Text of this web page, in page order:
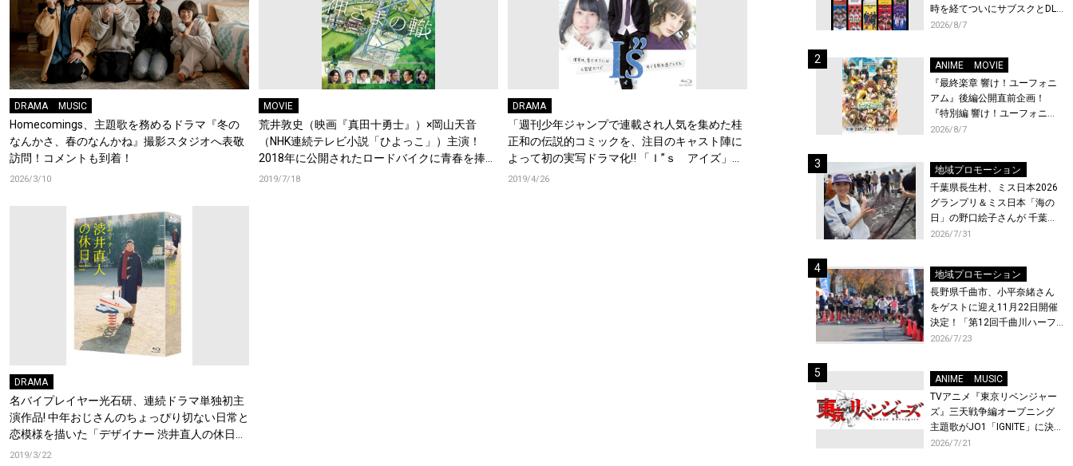
DRAMA MUSIC
Homecomings、主題歌を務めるドラマ『冬の
なんかさ、春のなんかね』撮影スタジオへ表敬
訪問！コメントも到着！
2026/3/10
MOVIE
荒井敦史（映画『真田十勇士』）×岡山天音
（NHK連続テレビ小説「ひよっこ」）主演！
2018年に公開されたロードバイクに青春を捧げ
た若者の姿が心に響くみずみずしい青春映画
2019/7/18
DRAMA
「週刊少年ジャンプで連載され人気を集めた桂
正和の伝説的コミックを、注目のキャスト陣に
よって初の実写ドラマ化‼ 「Ｉ”ｓ アイズ」ブ
ルーレイBOXで発売決定!
2019/4/26
DRAMA
名バイプレイヤー光石研、連続ドラマ単独初主
演作品! 中年おじさんのちょっぴり切ない日常と
恋模様を描いた「デザイナー 渋井直人の休日」
がブルーレイBOXで発売決定!
2019/3/22
時を経てついにサブスクとDL
配信が解禁！
2026/8/7
ANIME
MOVIE
『最終楽章 響け！ユーフォニ
アム』後編公開直前企画！
『特別編 響け！ユーフォニア
ム〜アンサンブルコンテス
映が決定！
2026/8/7
地域プロモーション
千葉県長生村、ミス日本2026
グランプリ＆ミス日本「海の
日」の野口絵子さんが 千葉県
唯一の村・長生村で地引網を
2026/7/31
地域プロモーション
長野県千曲市、小平奈緒さん
をゲストに迎え11月22日開催
決定！「第12回千曲川ハーフ
マラソン」エントリー受付開
2026/7/23
ANIME
MUSIC
TVアニメ『東京リベンジャー
ズ』三天戦争編オープニング
主題歌がJO1「IGNITE」に決
定！メンバー全員から喜びと
2026/7/21